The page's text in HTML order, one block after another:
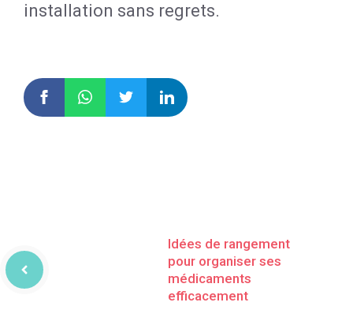
installation sans regrets.
Idées de rangement
pour organiser ses
médicaments
efficacement